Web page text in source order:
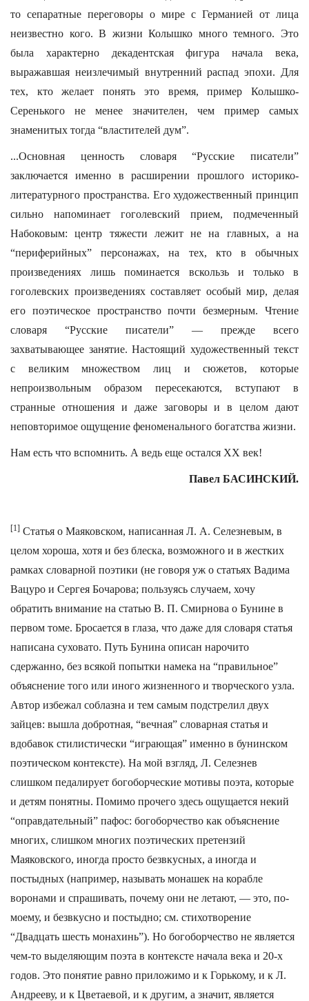
то сепаратные переговоры о мире с Германией от лица
неизвестно кого. В жизни Колышко много темного. Это
была характерно декадентская фигура начала века,
выражавшая неизлечимый внутренний распад эпохи. Для
тех, кто желает понять это время, пример Колышко-
Серенького не менее значителен, чем пример самых
знаменитых тогда “властителей дум”.
...Основная ценность словаря “Русские писатели”
заключается именно в расширении прошлого историко-
литературного пространства. Его художественный принцип
сильно напоминает гоголевский прием, подмеченный
Набоковым: центр тяжести лежит не на главных, а на
“периферийных” персонажах, на тех, кто в обычных
произведениях лишь поминается вскользь и только в
гоголевских произведениях составляет особый мир, делая
его поэтическое пространство почти безмерным. Чтение
словаря “Русские писатели” — прежде всего
захватывающее занятие. Настоящий художественный текст
с великим множеством лиц и сюжетов, которые
непроизвольным образом пересекаются, вступают в
странные отношения и даже заговоры и в целом дают
неповторимое ощущение феноменального богатства жизни.
Нам есть что вспомнить. А ведь еще остался XX век!
Павел БАСИНСКИЙ.
[1] Статья о Маяковском, написанная Л. А. Селезневым, в
целом хороша, хотя и без блеска, возможного и в жестких
рамках словарной поэтики (не говоря уж о статьях Вадима
Вацуро и Сергея Бочарова; пользуясь случаем, хочу
обратить внимание на статью В. П. Смирнова о Бунине в
первом томе. Бросается в глаза, что даже для словаря статья
написана суховато. Путь Бунина описан нарочито
сдержанно, без всякой попытки намека на “правильное”
объяснение того или иного жизненного и творческого узла.
Автор избежал соблазна и тем самым подстрелил двух
зайцев: вышла добротная, “вечная” словарная статья и
вдобавок стилистически “играющая” именно в бунинском
поэтическом контексте). На мой взгляд, Л. Селезнев
слишком педалирует богоборческие мотивы поэта, которые
и детям понятны. Помимо прочего здесь ощущается некий
“оправдательный” пафос: богоборчество как объяснение
многих, слишком многих поэтических претензий
Маяковского, иногда просто безвкусных, а иногда и
постыдных (например, называть монашек на корабле
воронами и спрашивать, почему они не летают, — это, по-
моему, и безвкусно и постыдно; см. стихотворение
“Двадцать шесть монахинь”). Но богоборчество не является
чем-то выделяющим поэта в контексте начала века и 20-х
годов. Это понятие равно приложимо и к Горькому, и к Л.
Андрееву, и к Цветаевой, и к другим, а значит, является